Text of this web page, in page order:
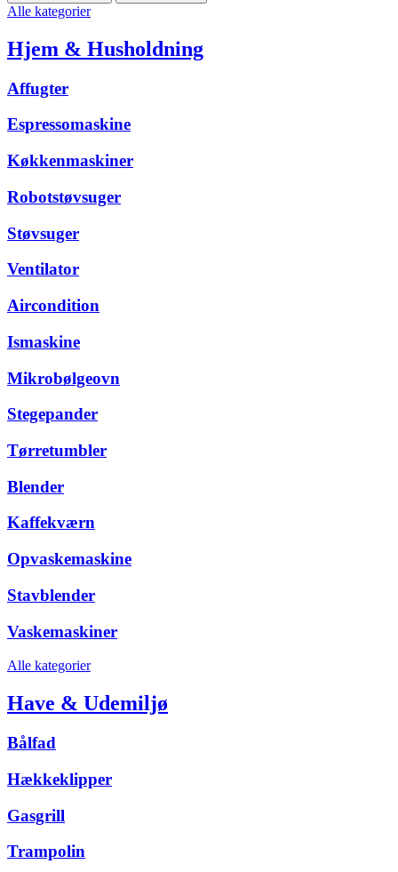
Alle kategorier
Hjem & Husholdning
Affugter
Espressomaskine
Køkkenmaskiner
Robotstøvsuger
Støvsuger
Ventilator
Aircondition
Ismaskine
Mikrobølgeovn
Stegepander
Tørretumbler
Blender
Kaffekværn
Opvaskemaskine
Stavblender
Vaskemaskiner
Alle kategorier
Have & Udemiljø
Bålfad
Hækkeklipper
Gasgrill
Trampolin